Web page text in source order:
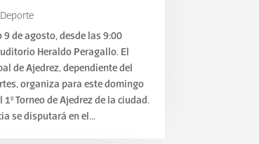
Deporte
9 de agosto, desde las 9:00
Heraldo Peragallo. El
de Ajedrez, dependiente del
organiza para este domingo
1° Torneo de Ajedrez de la ciudad.
se disputará en el...